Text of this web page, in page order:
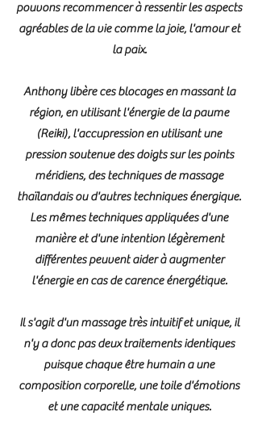
pouvons recommencer à ressentir les aspects
agréables de la vie comme la joie, l'amour et
la paix.
Anthony libère ces blocages en massant la
région, en utilisant l'énergie de la paume
(Reiki), l'accupression en utilisant une
pression soutenue des doigts sur les points
méridiens, des techniques de massage
thaïlandais ou d'autres techniques énergique.
Les mêmes techniques appliquées d'une
manière et d'une intention légèrement
différentes peuvent aider à augmenter
l'énergie en cas de carence énergétique.
Il s'agit d'un massage très intuitif et unique, il
n'y a donc pas deux traitements identiques
puisque chaque être humain a une
composition corporelle, une toile d'émotions
et une capacité mentale uniques.